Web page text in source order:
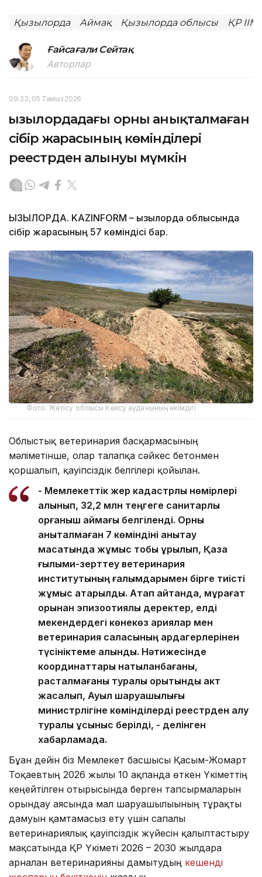
Қызылорда Аймақ Қызылорда облысы ҚР ІІМ
Ғайсағали Сейтақ
Авторлар
09:33, 05 Тамыз 2026
Қызылордадағы орны анықталмаған
сібір жарасының көмінділері
реестрден алынуы мүмкін
ҚЫЗЫЛОРДА. KAZINFORM – Қызылорда облысында
сібір жарасының 57 көміндісі бар.
Фото: Жетісу облысы Көксу ауданының әкімдігі
Облыстық ветеринария басқармасының
мәліметінше, олар талапқа сәйкес бетонмен
қоршалып, қауіпсіздік белгілері қойылған.
- Мемлекеттік жер кадастрлық нөмірлері
алынып, 32,2 млн теңгеге санитарлық
қорғаныш аймағы белгіленді. Орны
анықталмаған 7 көміндіні анықтау
мақсатында жұмыс тобы құрылып, Қазақ
ғылыми-зерттеу ветеринария
институтының ғалымдарымен бірге тиісті
жұмыс атқарылды. Атап айтқанда, мұрағат
қорынан эпизоотиялық деректер, елді
мекендердегі көнекөз қариялар мен
ветеринария саласының ардагерлерінен
түсініктеме алынды. Нәтижесінде
координаттары нақтыланбағаны,
расталмағаны туралы қорытынды акт
жасалып, Ауыл шаруашылығы
министрлігіне көмінділерді реестрден алу
туралы ұсыныс берілді, - делінген
хабарламада.
Бұған дейін біз Мемлекет басшысы Қасым-Жомарт
Тоқаевтың 2026 жылғы 10 ақпанда өткен Үкіметтің
кеңейтілген отырысында берген тапсырмаларын
орындау аясында мал шаруашылығының тұрақты
дамуын қамтамасыз ету үшін сапалы
ветеринариялық қауіпсіздік жүйесін қалыптастыру
мақсатында ҚР Үкіметі 2026 – 2030 жылдарға
арналған ветеринарияны дамытудың кешенді